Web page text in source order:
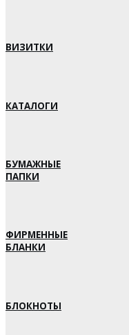
ВИЗИТКИ
КАТАЛОГИ
БУМАЖНЫЕ
ПАПКИ
ФИРМЕННЫЕ
БЛАНКИ
БЛОКНОТЫ